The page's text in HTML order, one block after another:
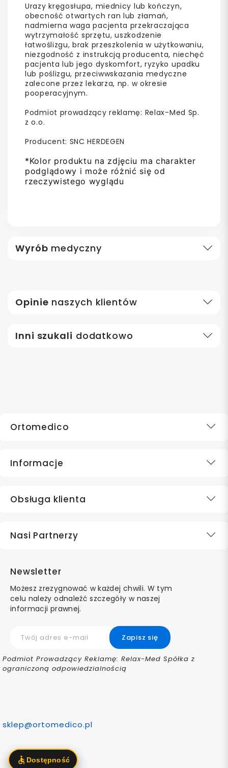
Urazy kręgosłupa, miednicy lub kończyn,
obecność otwartych ran lub złamań,
nadmierna waga pacjenta przekraczająca
wytrzymałość sprzętu, uszkodzenie
łatwoślizgu, brak przeszkolenia w użytkowaniu,
niezgodność z instrukcją producenta, niechęć
pacjenta lub jego dyskomfort, ryzyko upadku
lub poślizgu, przeciwwskazania medyczne
zalecone przez lekarza, np. w okresie
pooperacyjnym.
Podmiot prowadzący reklamę: Relax-Med Sp.
z o.o.
Producent: SNC HERDEGEN
*Kolor produktu na zdjęciu ma charakter
podglądowy i może różnić się od
rzeczywistego wyglądu
Wyrób medyczny
Opinie naszych klientów
Inni szukali dodatkowo
Ortomedico
Informacje
Obsługa klienta
Nasi Partnerzy
Newsletter
Możesz zrezygnować w każdej chwili. W tym
celu należy odnaleźć szczegóły w naszej
informacji prawnej.
Podmiot Prowadzący Reklamę: Relax-Med Spółka z
ograniczoną odpowiedzialnością
sklep@ortomedico.pl